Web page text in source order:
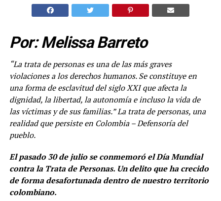
Por: Melissa Barreto
“La trata de personas es una de las más graves
violaciones a los derechos humanos. Se constituye en
una forma de esclavitud del siglo XXI que afecta la
dignidad, la libertad, la autonomía e incluso la vida de
las víctimas y de sus familias.” La trata de personas, una
realidad que persiste en Colombia– Defensoría del
pueblo.
El pasado 30 de julio se conmemoró el Día Mundial
contra la Trata de Personas. Un delito que ha crecido
de forma desafortunada dentro de nuestro territorio
colombiano.